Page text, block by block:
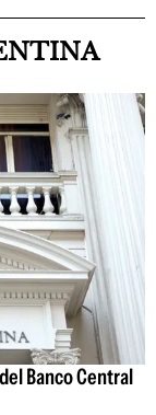
Banco Central